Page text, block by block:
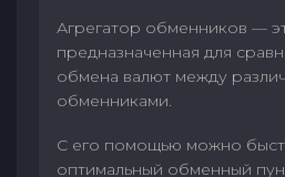
Агрегатор обменников —
предназначенная для
обмена валют между
обменниками.
С его помощью можно
оптимальный обменный